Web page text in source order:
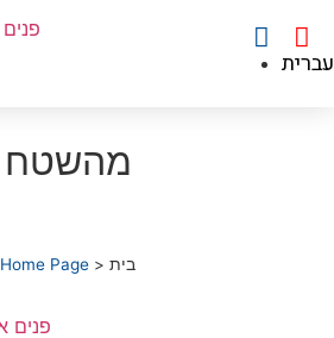
עברית
מהשטח
Home Page > בית